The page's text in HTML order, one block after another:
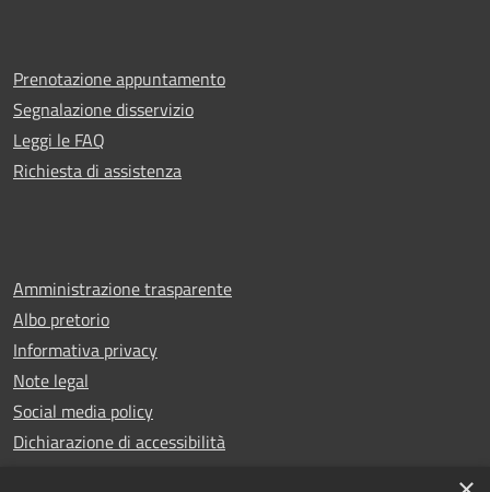
Prenotazione appuntamento
Segnalazione disservizio
Leggi le FAQ
Richiesta di assistenza
Amministrazione trasparente
Albo pretorio
Informativa privacy
Note legal
Social media policy
Dichiarazione di accessibilità